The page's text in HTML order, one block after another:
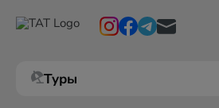
Туры